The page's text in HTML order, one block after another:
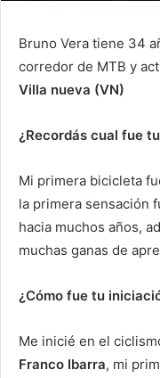
Bruno Vera tiene 34
corredor de MTB y
Villa nueva (VN)
¿Recordás cual fue
Mi primera bicicleta
la primera sensación
hacia muchos años,
muchas ganas de
¿Cómo fue tu
Me inicié en el
Franco Ibarra, mi